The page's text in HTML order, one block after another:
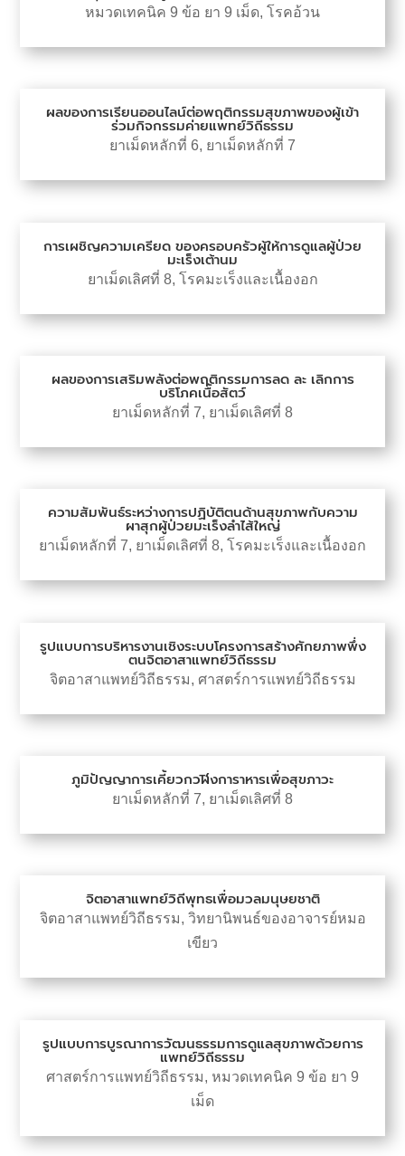
หมวดเทคนิค 9 ข้อ ยา 9 เม็ด, โรคอ้วน
ผลของการเรียนออนไลน์ต่อพฤติกรรมสุขภาพของผู้เข้า
ร่วมกิจกรรมค่ายแพทย์วิถีธรรม
ยาเม็ดหลักที่ 6, ยาเม็ดหลักที่ 7
การเผชิญความเครียด ของครอบครัวผู้ให้การดูแลผู้ป่วย
มะเร็งเต้านม
ยาเม็ดเลิศที่ 8, โรคมะเร็งและเนื้องอก
ผลของการเสริมพลังต่อพฤติกรรมการลด ละ เลิกการ
บริโภคเนื้อสัตว์
ยาเม็ดหลักที่ 7, ยาเม็ดเลิศที่ 8
ความสัมพันธ์ระหว่างการปฏิบัติตนด้านสุขภาพกับความ
ผาสุกผู้ป่วยมะเร็งลำไส้ใหญ่
ยาเม็ดหลักที่ 7, ยาเม็ดเลิศที่ 8, โรคมะเร็งและเนื้องอก
รูปแบบการบริหารงานเชิงระบบโครงการสร้างศักยภาพพึ่ง
ตนจิตอาสาแพทย์วิถีธรรม
จิตอาสาแพทย์วิถีธรรม, ศาสตร์การแพทย์วิถีธรรม
ภูมิปัญญาการเคี้ยวกวฬิงการาหารเพื่อสุขภาวะ
ยาเม็ดหลักที่ 7, ยาเม็ดเลิศที่ 8
จิตอาสาแพทย์วิถีพุทธเพื่อมวลมนุษยชาติ
จิตอาสาแพทย์วิถีธรรม, วิทยานิพนธ์ของอาจารย์หมอ
เขียว
รูปแบบการบูรณาการวัฒนธรรมการดูแลสุขภาพด้วยการ
แพทย์วิถีธรรม
ศาสตร์การแพทย์วิถีธรรม, หมวดเทคนิค 9 ข้อ ยา 9
เม็ด